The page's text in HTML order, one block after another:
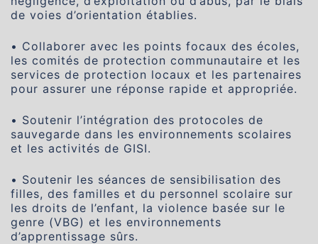
de voies d’orientation établies.
• Collaborer avec les points focaux des écoles,
les comités de protection communautaire et les
services de protection locaux et les partenaires
pour assurer une réponse rapide et appropriée.
• Soutenir l’intégration des protocoles de
sauvegarde dans les environnements scolaires
et les activités de GISI.
• Soutenir les séances de sensibilisation des
filles, des familles et du personnel scolaire sur
les droits de l’enfant, la violence basée sur le
genre (VBG) et les environnements
d’apprentissage sûrs.